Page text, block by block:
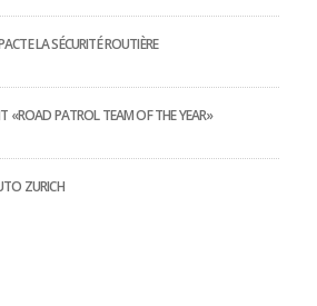
LA SÉCURITÉ ROUTIÈRE
«ROAD PATROL TEAM OF THE YEAR»
ZURICH